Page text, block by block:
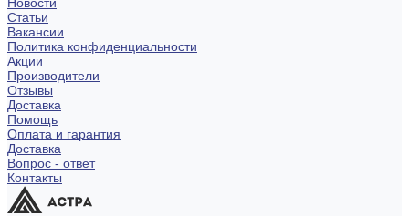
Статьи
Вакансии
Политика конфиденциальности
Акции
Производители
Отзывы
Доставка
Помощь
Оплата и гарантия
Доставка
Вопрос - ответ
Контакты